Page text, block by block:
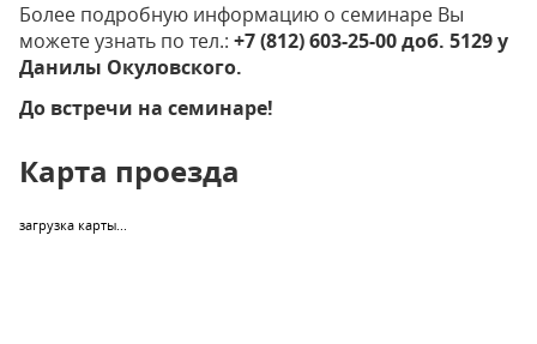
Более подробную информацию о семинаре Вы
можете узнать по тел.: +7 (812) 603-25-00 доб. 5129 у
Данилы Окуловского.
До встречи на семинаре!
Карта проезда
загрузка карты...